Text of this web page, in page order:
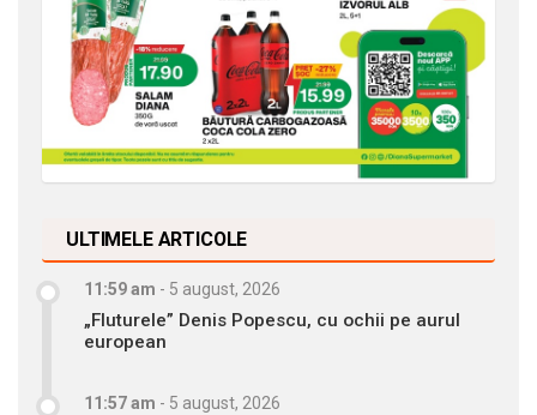
ULTIMELE ARTICOLE
11:59 am - 5 august, 2026
„Fluturele” Denis Popescu, cu ochii pe aurul
european
11:57 am - 5 august, 2026